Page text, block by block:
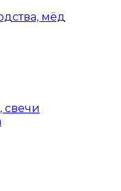
мёд
свечи